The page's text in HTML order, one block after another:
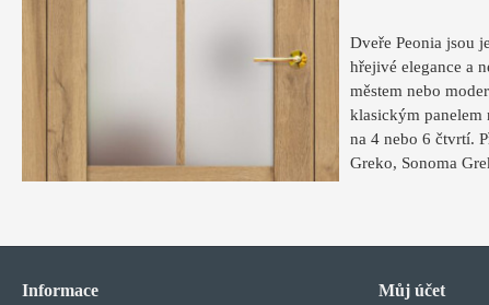
Dveře Peonia jsou
hřejivé elegance a
městem nebo
klasickým panelem
na 4 nebo 6 čtvrtí.
Greko, Sonoma
Informace Můj účet